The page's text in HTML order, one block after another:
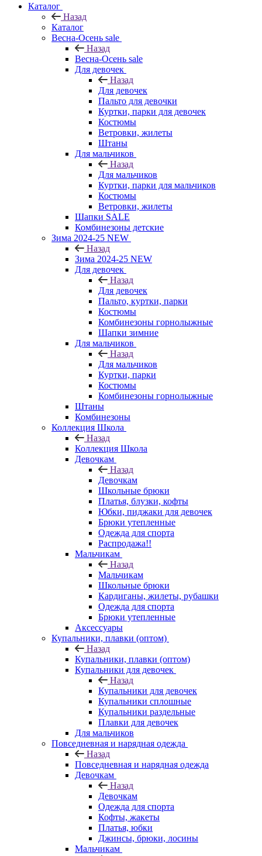
Каталог
Назад
Каталог
Весна-Осень sale
Назад
Весна-Осень sale
Для девочек
Назад
Для девочек
Пальто для девочки
Куртки, парки для девочек
Костюмы
Ветровки, жилеты
Штаны
Для мальчиков
Назад
Для мальчиков
Куртки, парки для мальчиков
Костюмы
Ветровки, жилеты
Шапки SALE
Комбинезоны детские
Зима 2024-25 NEW
Назад
Зима 2024-25 NEW
Для девочек
Назад
Для девочек
Пальто, куртки, парки
Костюмы
Комбинезоны горнолыжные
Шапки зимние
Для мальчиков
Назад
Для мальчиков
Куртки, парки
Костюмы
Комбинезоны горнолыжные
Штаны
Комбинезоны
Коллекция Школа
Назад
Коллекция Школа
Девочкам
Назад
Девочкам
Школьные брюки
Платья, блузки, кофты
Юбки, пиджаки для девочек
Брюки утепленные
Одежда для спорта
Распродажа!!
Мальчикам
Назад
Мальчикам
Школьные брюки
Кардиганы, жилеты, рубашки
Одежда для спорта
Брюки утепленные
Аксессуары
Купальники, плавки (оптом)
Назад
Купальники, плавки (оптом)
Купальники для девочек
Назад
Купальники для девочек
Купальники сплошные
Купальники раздельные
Плавки для девочек
Для мальчиков
Повседневная и нарядная одежда
Назад
Повседневная и нарядная одежда
Девочкам
Назад
Девочкам
Одежда для спорта
Кофты, жакеты
Платья, юбки
Джинсы, брюки, лосины
Мальчикам